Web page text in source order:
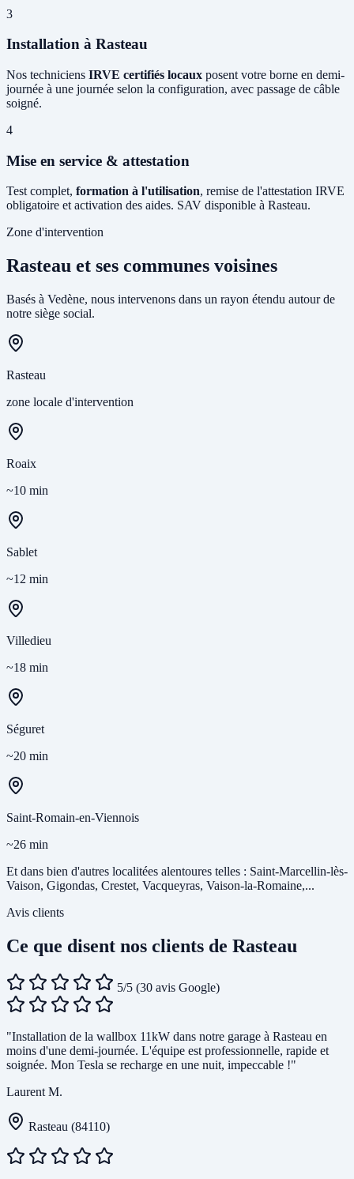
3
Installation à Rasteau
Nos techniciens IRVE certifiés locaux posent votre borne en demi-
journée à une journée selon la configuration, avec passage de câble
soigné.
4
Mise en service & attestation
Test complet, formation à l'utilisation, remise de l'attestation IRVE
obligatoire et activation des aides. SAV disponible à Rasteau.
Zone d'intervention
Rasteau et ses communes voisines
Basés à Vedène, nous intervenons dans un rayon étendu autour de
notre siège social.
Rasteau
zone locale d'intervention
Roaix
~10 min
Sablet
~12 min
Villedieu
~18 min
Séguret
~20 min
Saint-Romain-en-Viennois
~26 min
Et dans bien d'autres localitées alentoures telles : Saint-Marcellin-lès-
Vaison, Gigondas, Crestet, Vacqueyras, Vaison-la-Romaine,...
Avis clients
Ce que disent nos clients de Rasteau
5/5 (30 avis Google)
"Installation de la wallbox 11kW dans notre garage à Rasteau en
moins d'une demi-journée. L'équipe est professionnelle, rapide et
soignée. Mon Tesla se recharge en une nuit, impeccable !"
Laurent M.
Rasteau (84110)